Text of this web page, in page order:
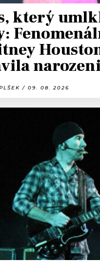
který
/ 09. 08. 2026